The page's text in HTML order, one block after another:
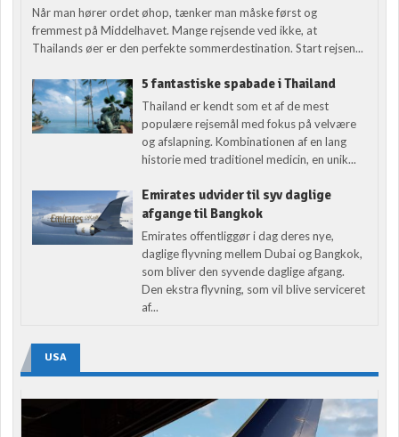
Når man hører ordet øhop, tænker man måske først og
fremmest på Middelhavet. Mange rejsende ved ikke, at
Thailands øer er den perfekte sommerdestination. Start rejsen...
5 fantastiske spabade i Thailand
Thailand er kendt som et af de mest
populære rejsemål med fokus på velvære
og afslapning. Kombinationen af en lang
historie med traditionel medicin, en unik...
Emirates udvider til syv daglige
afgange til Bangkok
Emirates offentliggør i dag deres nye,
daglige flyvning mellem Dubai og Bangkok,
som bliver den syvende daglige afgang.
Den ekstra flyvning, som vil blive serviceret
af...
USA